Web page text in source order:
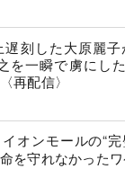
刻した大原麗子
を一瞬で虜にし
再配信〉
オンモールの“完
を守れなかった